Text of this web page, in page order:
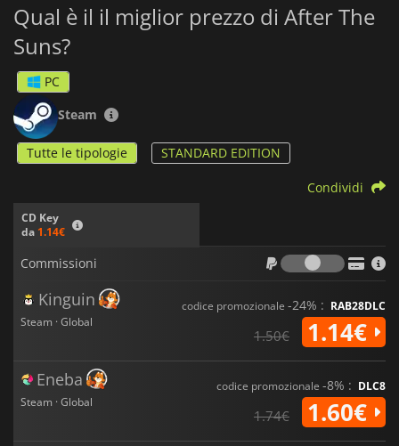
Qual è il il miglior prezzo di After The
Suns?
PC
Steam
Tutte le tipologie STANDARD EDITION
CD Key
da 1.14€
Condividi
Commissioni
Kinguin
Steam · Global
codice promozionale -24% : RAB28DLC
1.50€ 1.14€
Eneba
Steam · Global
codice promozionale -8% : DLC8
1.74€ 1.60€